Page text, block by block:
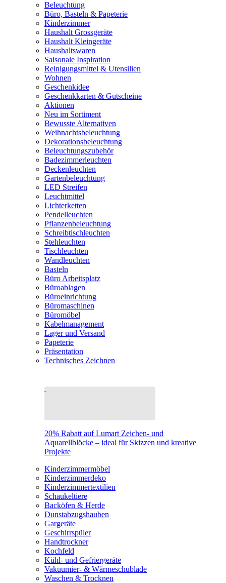
Beleuchtung
Büro, Basteln & Papeterie
Kinderzimmer
Haushalt Grossgeräte
Haushalt Kleingeräte
Haushaltswaren
Saisonale Inspiration
Reinigungsmittel & Utensilien
Wohnen
Geschenkidee
Geschenkkarten & Gutscheine
Aktionen
Neu im Sortiment
Bewusste Alternativen
Weihnachtsbeleuchtung
Dekorationsbeleuchtung
Beleuchtungszubehör
Badezimmerleuchten
Deckenleuchten
Gartenbeleuchtung
LED Streifen
Leuchtmittel
Lichterketten
Pendelleuchten
Pflanzenbeleuchtung
Schreibtischleuchten
Stehleuchten
Tischleuchten
Wandleuchten
Basteln
Büro Arbeitsplatz
Büroablagen
Büroeinrichtung
Büromaschinen
Büromöbel
Kabelmanagement
Lager und Versand
Papeterie
Präsentation
Technisches Zeichnen
20% Rabatt auf Lumart Zeichen- und
Aquarellblöcke – ideal für Skizzen und kreative
Projekte
Kinderzimmermöbel
Kinderzimmerdeko
Kinderzimmertextilien
Schaukeltiere
Backöfen & Herde
Dunstabzugshauben
Gargeräte
Geschirrspüler
Handtrockner
Kochfeld
Kühl- und Gefriergeräte
Vakuumier- & Wärmeschublade
Waschen & Trocknen